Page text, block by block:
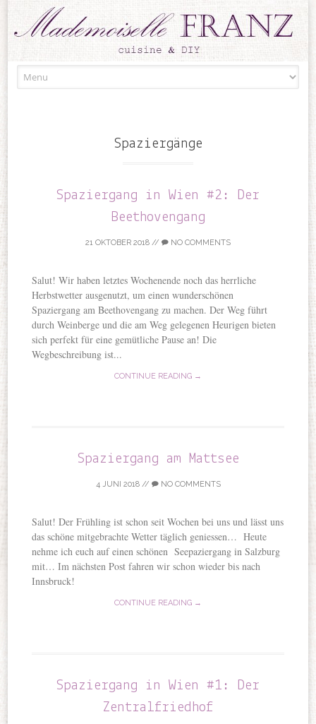
Spaziergänge
Spaziergang in Wien #2: Der
Beethovengang
21 OKTOBER 2018 // NO COMMENTS
Salut! Wir haben letztes Wochenende noch das herrliche
Herbstwetter ausgenutzt, um einen wunderschönen
Spaziergang am Beethovengang zu machen. Der Weg führt
durch Weinberge und die am Weg gelegenen Heurigen bieten
sich perfekt für eine gemütliche Pause an! Die
Wegbeschreibung ist...
CONTINUE READING →
Spaziergang am Mattsee
4 JUNI 2018// NO COMMENTS
Salut! Der Frühling ist schon seit Wochen bei uns und lässt uns
das schöne mitgebrachte Wetter täglich geniessen… Heute
nehme ich euch auf einen schönen Seepaziergang in Salzburg
mit… Im nächsten Post fahren wir schon wieder bis nach
Innsbruck!
CONTINUE READING →
Spaziergang in Wien #1: Der
Zentralfriedhof